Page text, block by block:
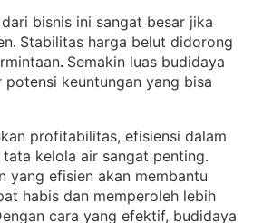
bisnis ini sangat besar jika
. Stabilitas harga belut didorong
. Semakin luas budidaya
potensi keuntungan yang bisa
profitabilitas, efisiensi dalam
kelola air sangat penting
yang efisien akan membantu
habis dan memperoleh lebih
cara yang efektif, budidaya